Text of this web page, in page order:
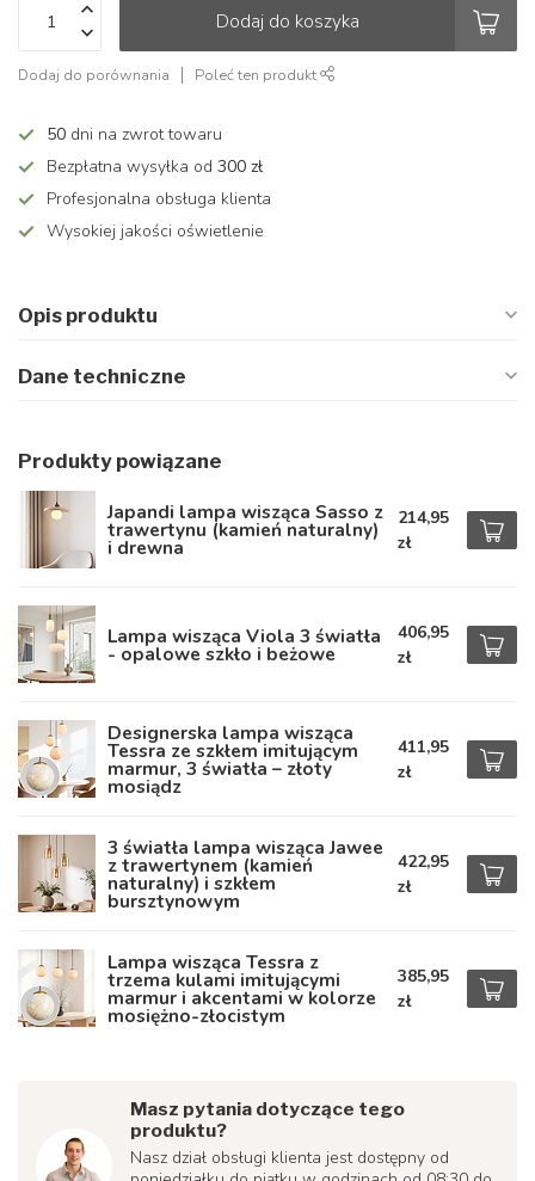
Dodaj do koszyka
Dodaj do porównania Poleć ten produkt
50 dni na zwrot towaru
Bezpłatna wysyłka od 300 zł
Profesjonalna obsługa klienta
Wysokiej jakości oświetlenie
Opis produktu
Dane techniczne
Produkty powiązane
Japandi lampa wisząca Sasso z
trawertynu (kamień naturalny)
i drewna
214,95
zł
Lampa wisząca Viola 3 światła
- opalowe szkło i beżowe
406,95
zł
Designerska lampa wisząca
Tessra ze szkłem imitującym
marmur, 3 światła – złoty
mosiądz
411,95
zł
3 światła lampa wisząca Jawee
z trawertynem (kamień
naturalny) i szkłem
bursztynowym
422,95
zł
Lampa wisząca Tessra z
trzema kulami imitującymi
marmur i akcentami w kolorze
mosiężno-złocistym
385,95
zł
Masz pytania dotyczące tego
produktu?
Nasz dział obsługi klienta jest dostępny od